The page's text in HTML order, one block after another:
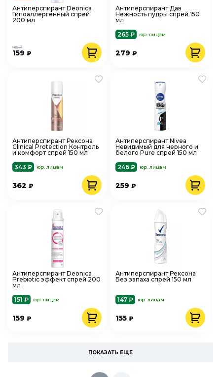
Антиперспирант Deonica
Гипоаллергенный спрей
200 мл
159 ₽
165 ₽
Антиперспирант Дав
Нежность пудры спрей 150
мл
265 ₽
юр. лицам
279₽
Антиперспирант Рексона
Clinical Protection Контроль
и комфорт спрей 150 мл
343 ₽
юр. лицам
362 ₽
Антиперспирант Nivea
Невидимый для черного и
белого Pure спрей 150 мл
246 ₽
юр. лицам
259₽
Антиперспирант Deonica
Prebiotic эффект спрей 200
мл
151 ₽
юр. лицам
159 ₽
Антиперспирант Рексона
Без запаха спрей 150 мл
147 ₽ юр. лицам
155₽
ПОКАЗАТЬ ЕЩЕ